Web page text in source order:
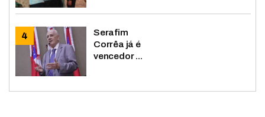
Serafim
Corrêa já é
vencedor ...